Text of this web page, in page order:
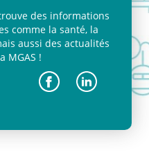
des informations
comme la santé, la
aussi des actualités
MGAS !